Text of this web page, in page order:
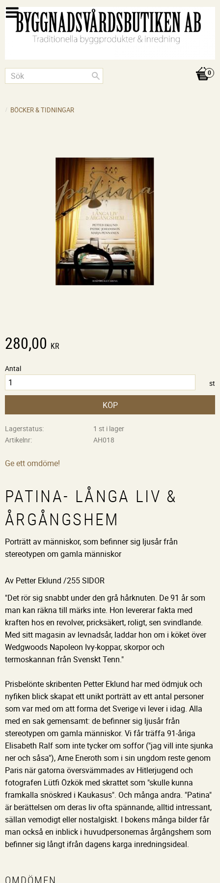
BÖCKER & TIDNINGAR
280,00 KR
Antal
st
KÖP
Lagerstatus
1 st i lager
Artikelnr
AH018
Ge ett omdöme!
PATINA- LÅNGA LIV &
ÅRGÅNGSHEM
Porträtt av människor, som befinner sig ljusår från
stereotypen om gamla människor
Av Petter Eklund /255 SIDOR
"Det rör sig snabbt under den grå hårknuten. De 91 år som
man kan räkna till märks inte. Hon levererar fakta med
kraften hos en revolver, pricksäkert, roligt, sen svindlande.
Med sitt magasin av levnadsår, laddar hon om i köket över
Wedgwoods Napoleon Ivy-koppar, skorpor och
termoskannan från Svenskt Tenn."
Prisbelönte skribenten Petter Eklund har med ödmjuk och
nyfiken blick skapat ett unikt porträtt av ett antal personer
som var med om att forma det Sverige vi lever i idag. Alla
med en sak gemensamt: de befinner sig ljusår från
stereotypen om gamla människor. Vi får träffa 91-åriga
Elisabeth Ralf som inte tycker om soffor ("jag vill inte sjunka
ner och såsa"), Arne Eneroth som i sin ungdom reste genom
Paris när gatorna översvämmades av Hitlerjugend och
fotografen Lütfi Özkök med skrattet som "skulle kunna
framkalla snöskred i Kaukasus". Och många andra. "Patina"
är berättelsen om deras liv ofta spännande, alltid intressant,
sällan vemodigt eller nostalgiskt. I bokens många bilder får
man också en inblick i huvudpersonernas årgångshem som
befinner sig långt ifrån dagens karga inredningsideal.
OMDÖMEN